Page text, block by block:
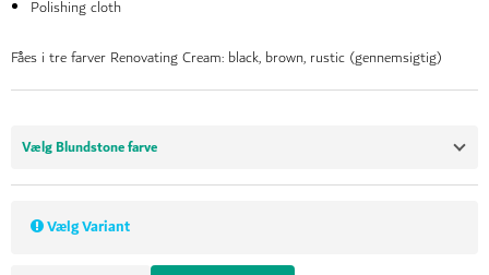
Polishing cloth
Fåes i tre farver Renovating Cream: black, brown, rustic (gennemsigtig)
Vælg Blundstone farve
Vælg Variant